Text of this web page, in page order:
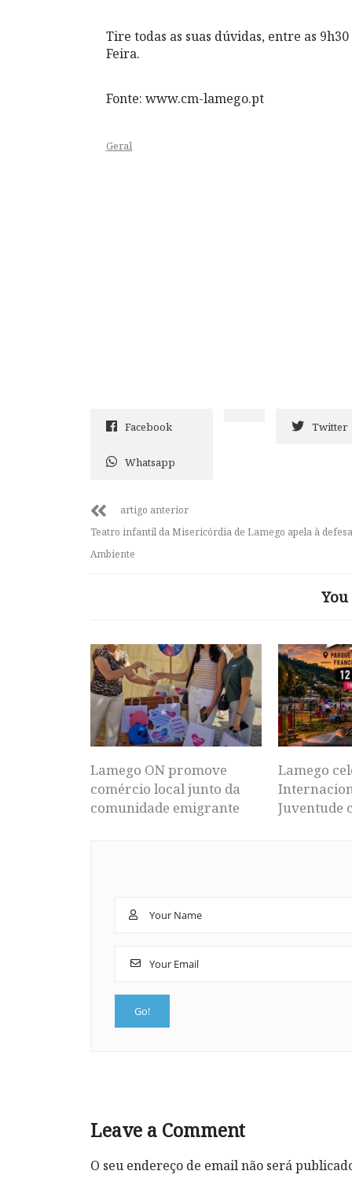
Tire todas as suas dúvidas, entre as
Feira.
Fonte: www.cm-lamego.pt
Geral
Facebook Twitter
Whatsapp
artigo anterior
Teatro infantil da Misericórdia de Lamego apela à
Ambiente
Lamego ON promove
comércio local junto da
comunidade emigrante
Lamego
Juventude
Leave a Comment
O seu endereço de email não será